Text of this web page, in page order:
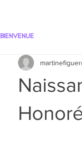
BIENVENUE